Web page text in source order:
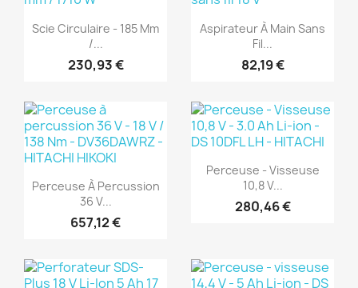
Aperçu rapide
Scie Circulaire - 185 Mm
/...
230,93 €
Aperçu rapide
Aspirateur À Main Sans
Fil...
82,19 €
Aperçu rapide
Perceuse À Percussion
36 V...
657,12 €
Aperçu rapide
Perceuse - Visseuse
10,8 V...
280,46 €
(1)